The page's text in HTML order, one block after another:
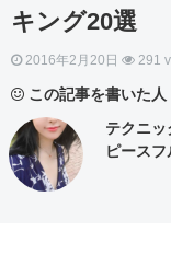
キング20選
2016年2月20日 291
この記事を書いた人
テクニッ
ピースフ